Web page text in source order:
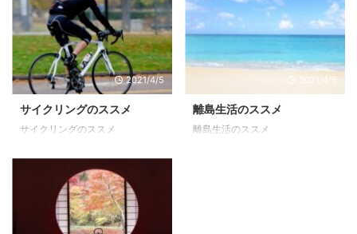
では? しかし、芝生の上では"脚
付きのバーベキューコンロのみ使
用可"とか"芝生保護の為、養生シ
ートを使用する"など条件も
様々。そんな、とりあえずBBQが
したーい!というあなたの為に必
（順不同） 八重山公園キャンプ
場 鹿児島市街地から国道３号線
アクセスしやす ...
2021/4/5
サイクリングのススメ
サイクリングのススメ
2021/4/5
離島生活のススメ
離島生活のススメ